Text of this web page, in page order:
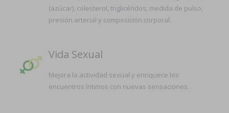
(azúcar), colesterol, triglicéridos, medida de pulso,
presión arterial y composición corporal.
Vida Sexual
Mejora la actividad sexual y enriquece los
encuentros íntimos con nuevas sensaciones.